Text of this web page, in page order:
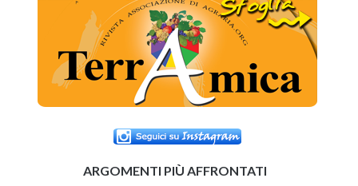
ARGOMENTI PIÙ AFFRONTATI